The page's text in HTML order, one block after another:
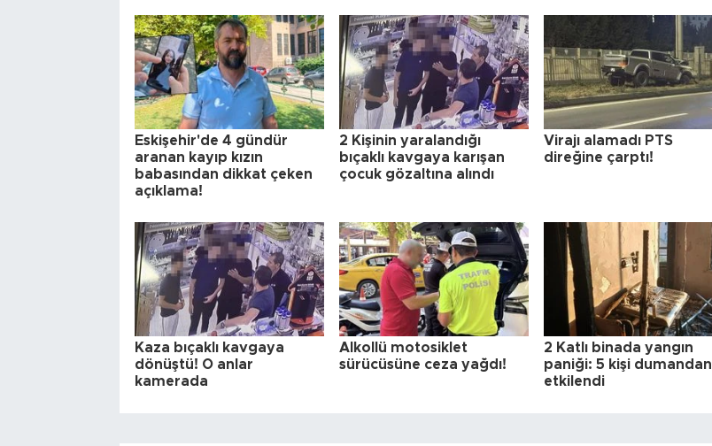
Eskişehir'de 4 gündür
aranan kayıp kızın
babasından dikkat çeken
açıklama!
2 Kişinin yaralandığı
bıçaklı kavgaya karışan
çocuk gözaltına alındı
Virajı alamadı PTS
direğine çarptı!
Kaza bıçaklı kavgaya
dönüştü! O anlar
kamerada
Alkollü motosiklet
sürücüsüne ceza yağdı!
2 Katlı binada yangın
paniği: 5 kişi dumandan
etkilendi